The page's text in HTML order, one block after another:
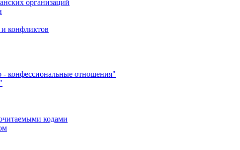
организаций
конфликтов
- конфессиональные отношения"
кодами